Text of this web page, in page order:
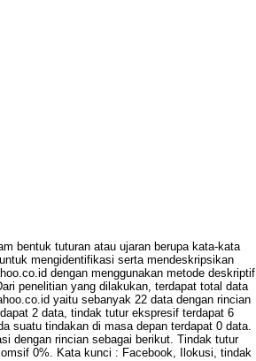
bentuk tuturan atau ujaran berupa kata-kata
mengidentifikasi serta mendeskripsikan
dengan menggunakan metode deskriptif
penelitian yang dilakukan, terdapat total data
yaitu sebanyak 22 data dengan rincian
2 data, tindak tutur ekspresif terdapat 6
suatu tindakan di masa depan terdapat 0 data.
dengan rincian sebagai berikut. Tindak tutur
0%. Kata kunci : Facebook, Ilokusi, tindak